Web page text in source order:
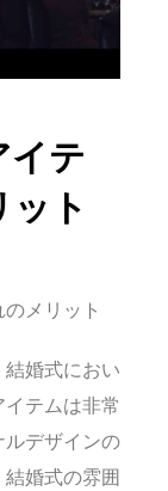
イテ
ト
メリット
婚式におい
テムは非常
ルデザインの
婚式の雰囲